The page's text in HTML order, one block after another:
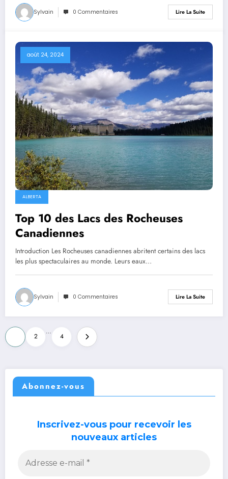
Sylvain 0 Commentaires Lire La Suite
août 24, 2024
ALBERTA
Top 10 des Lacs des Rocheuses
Canadiennes
Introduction Les Rocheuses canadiennes abritent certains des lacs
les plus spectaculaires au monde. Leurs eaux…
Sylvain 0 Commentaires Lire La Suite
Pagination
des
publications
2
…
4
Abonnez-vous
Inscrivez-vous pour recevoir les
nouveaux articles